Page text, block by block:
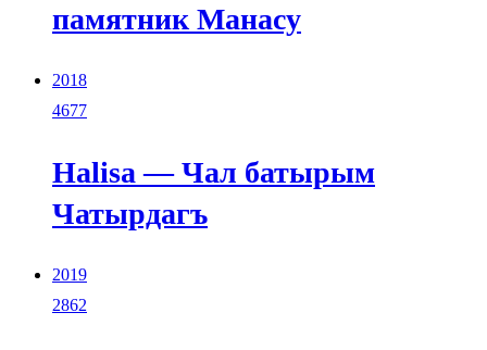
памятник Манасу
2018
4677
Halisa — Чал батырым
Чатырдагъ
2019
2862